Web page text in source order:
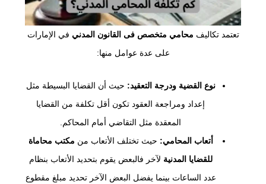
تعتمد تكاليف محامي متخصص فى القانون المدني في الإمارات
على عدة عوامل منها:
نوع القضية ودرجة التعقيد: حيث أن القضايا البسيطة مثل
إعداد ومراجعة العقود تكون أقل تكلفة من القضايا
المعقدة مثل التقاضي أمام المحاكم.
أتعاب المحامي: حيث تختلف الأتعاب من مكتب محاماة
للقضايا المدنية لآخر فالبعض يقوم بتحديد الأتعاب بنظام
عدد الساعات بينما يفضل البعض الآخر تحديد مبلغ مقطوع